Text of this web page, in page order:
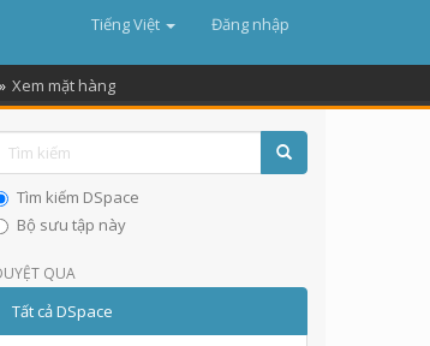
Tiếng Việt Đăng nhập
Xem mặt hàng
Tìm kiếm DSpace
Bộ sưu tập này
QUA
Tất cả DSpace